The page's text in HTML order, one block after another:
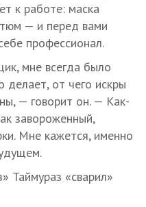
к работе: маска
— и перед вами
профессионал.
мне всегда было
делает, от чего искры
— говорит он. — Как-
завороженный,
Мне кажется, именно
Таймураз «сварил»